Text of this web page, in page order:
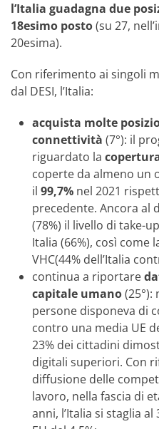
l’Italia guadagna due
18esimo posto(su 27,
20esima).
Con riferimento ai singoli
dal DESI, l’Italia:
acquista molte
connettività (7°): il
riguardato la
coperte da almeno un
il 99,7% nel 2021
precedente. Ancora al
(78%) il livello di take-
Italia (66%), così come
VHC(44% dell’Italia
continua a riportare
capitale umano(25°):
persone disponeva di
contro una media UE
23% dei cittadini
digitali superiori. Con
diffusione delle
lavoro, nella fascia di
anni, l’Italia si staglia